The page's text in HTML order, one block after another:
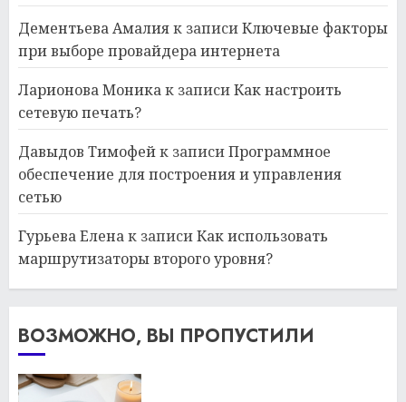
Дементьева Амалияк записиКлючевые факторы
при выборе провайдера интернета
Ларионова Моникак записиКак настроить
сетевую печать?
Давыдов Тимофейк записиПрограммное
обеспечение для построения и управления
сетью
Гурьева Еленак записиКак использовать
маршрутизаторы второго уровня?
ВОЗМОЖНО, ВЫ ПРОПУСТИЛИ